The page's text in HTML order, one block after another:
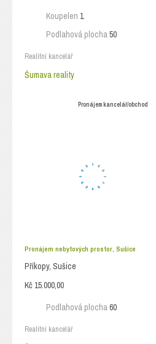
Koupelen 1
Podlahová plocha50
Realitní kancelář
Šumava reality
Pronájem kancelář/obchod
Pronájem nebytových prostor, Sušice
Příkopy, Sušice
Kč 15.000,00
Podlahová plocha60
Realitní kancelář